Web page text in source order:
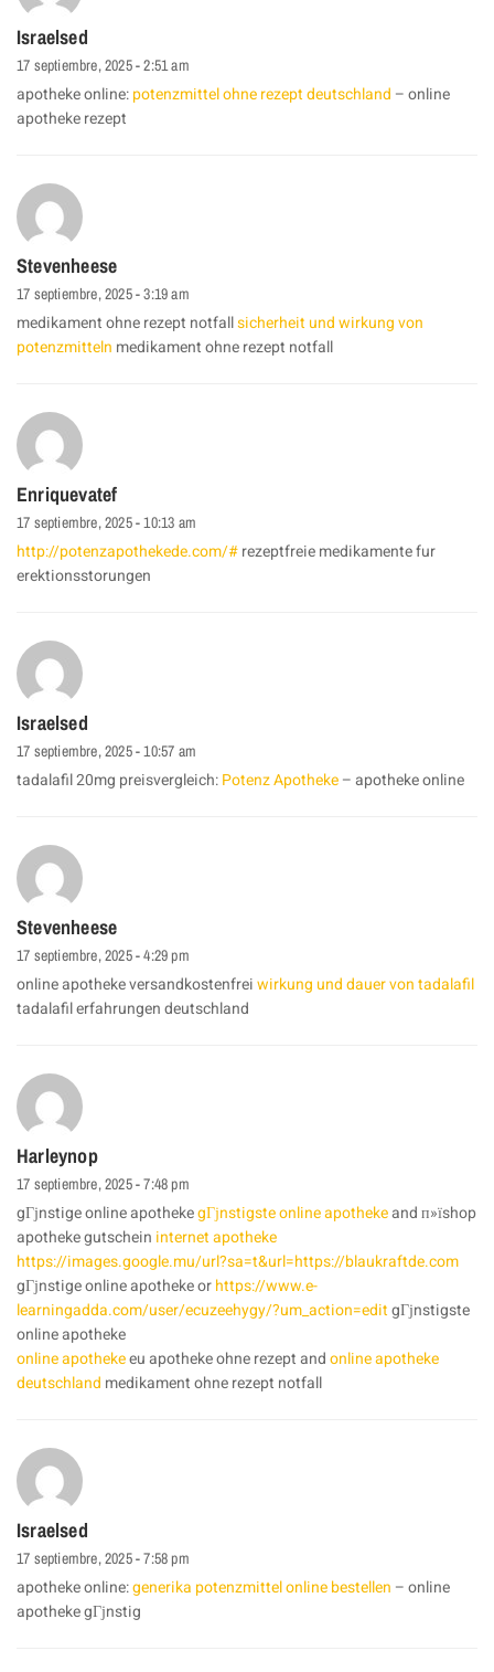
Israelsed
17 septiembre, 2025 - 2:51 am
apotheke online:potenzmittel ohne rezept deutschland – online
apotheke rezept
Stevenheese
17 septiembre, 2025 - 3:19 am
medikament ohne rezept notfallsicherheit und wirkung von
potenzmitteln medikament ohne rezept notfall
Enriquevatef
17 septiembre, 2025 - 10:13 am
http://potenzapothekede.com/#rezeptfreie medikamente fur
erektionsstorungen
Israelsed
17 septiembre, 2025 - 10:57 am
tadalafil 20mg preisvergleich:Potenz Apotheke– apotheke online
Stevenheese
17 septiembre, 2025 - 4:29 pm
online apotheke versandkostenfreiwirkung und dauer von tadalafil
tadalafil erfahrungen deutschland
Harleynop
17 septiembre, 2025 - 7:48 pm
gГјnstige online apothekegГјnstigste online apothekeand п»їshop
apotheke gutschein internet apotheke
https://images.google.mu/url?sa=t&url=https://blaukraftde.com
gГјnstige online apotheke orhttps://www.e-
learningadda.com/user/ecuzeehygy/?um_action=editgГјnstigste
online apotheke
online apothekeeu apotheke ohne rezept andonline apotheke
deutschland medikament ohne rezept notfall
Israelsed
17 septiembre, 2025 - 7:58 pm
apotheke online:generika potenzmittel online bestellen – online
apotheke gГјnstig